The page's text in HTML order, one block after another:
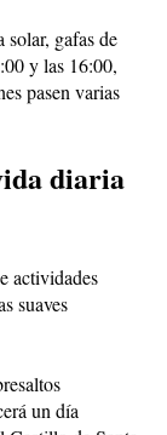
solar, gafas de
y las 16:00,
pasen varias
diaria
actividades
suaves
un día